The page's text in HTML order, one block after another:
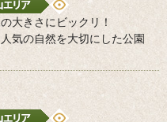
大きさにビックリ！
気の自然を大切にした公園